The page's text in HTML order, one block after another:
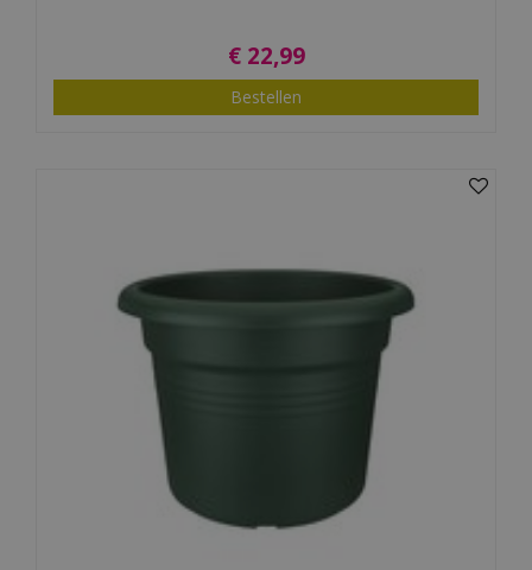
€ 22,99
Bestellen